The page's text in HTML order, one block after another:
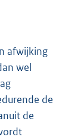
afwijking
wel
de
de